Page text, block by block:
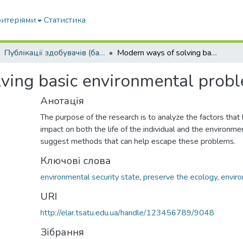
Статистика
Публікації здобувачів (бакалаврів. магістрів, аспірантів) Modern ways of solving basic environmental problems
basic environmental
Анотація
The purpose of the research is to analyze the factors that
impact on both the life of the individual and the
suggest methods that can help escape these problems.
Ключові слова
environmental security state, preserve the ecology,
URI
http://elar.tsatu.edu.ua/handle/123456789/9048
Зібрання